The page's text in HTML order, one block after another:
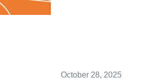
October 28, 2025